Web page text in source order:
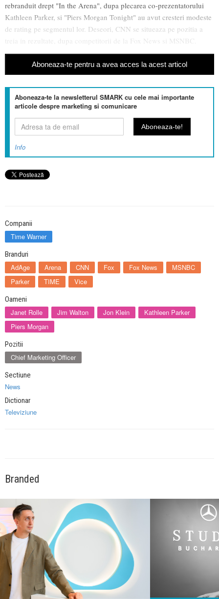
rebranduit drept "In the Arena", dupa plecarea co-prezentatorului
Kathleen Parker, si "Piers Morgan Tonight" au avut cresteri modeste
de rating pe segmentul lor. Deseori, CNN se situeaza pe pozitia a
treia in rezultate, dupa competitorii de la Fox News si MSNBC.
Aboneaza-te pentru a avea acces la acest articol
Aboneaza-te la newsletterul SMARK cu cele mai importante
articole despre marketing si comunicare
Info
Companii
Time Warner
Branduri
AdAge Arena CNN Fox Fox News
MSNBC
Parker
TIME Vice
Oameni
Janet Rolle Jim Walton Jon Klein
Kathleen Parker
Piers Morgan
Pozitii
Chief Marketing Officer
Sectiune
News
Dictionar
Televiziune
Branded